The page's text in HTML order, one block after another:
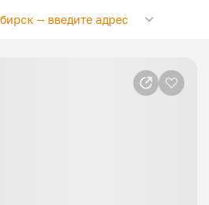
—введите адрес